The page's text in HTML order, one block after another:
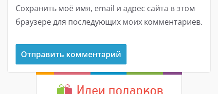
Сохранить моё имя, email и адрес сайта в этом
браузере для последующих моих комментариев.